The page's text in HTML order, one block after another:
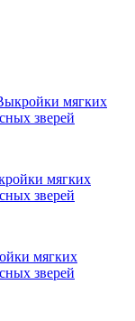
мягких
зверей
мягких
зверей
мягких
зверей